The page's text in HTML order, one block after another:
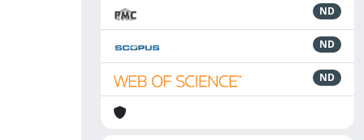
ND
ND
ND